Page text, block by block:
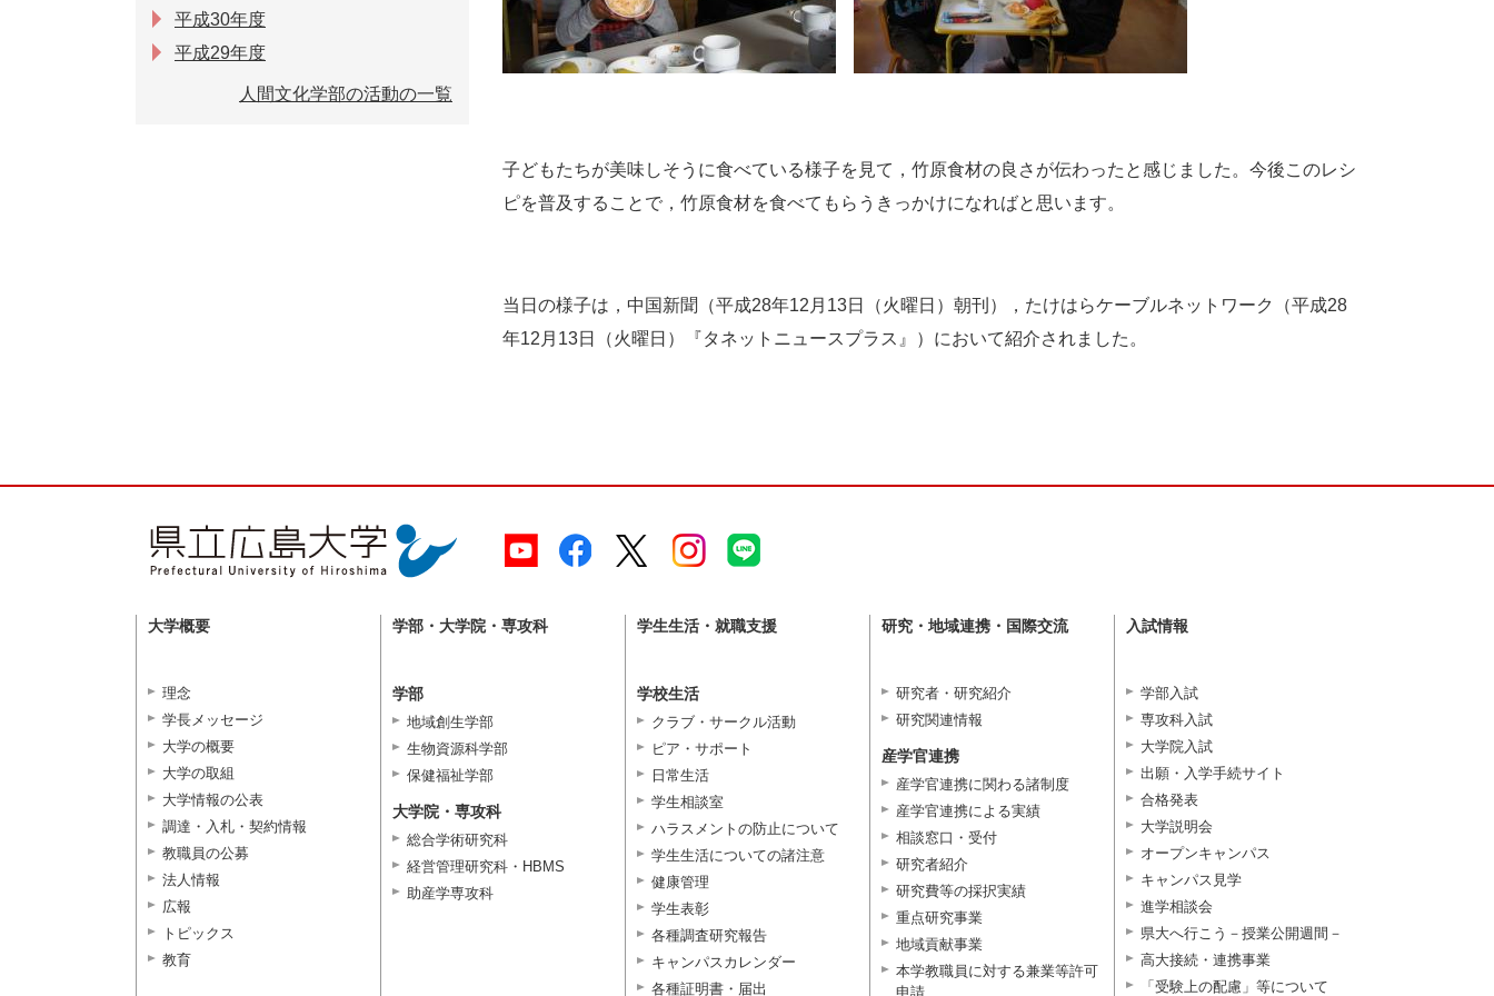
子どもたちが美味しそうに食べている様子を見て，竹原食材の良さが伝わったと感じました。今後このレシ
ピを普及することで，竹原食材を食べてもらうきっかけになればと思います。
当日の様子は，中国新聞（平成28年12 月 13日（火曜日）朝刊）， たけはらケーブルネットワーク（平成28
年12 月 13日（火曜日）『タネットニュースプラス』） において紹介されました。
平成30年度
平成29年度
人間文化学部の活動の一覧
大学概要
理念
学長メッセージ
大学の概要
大学の取組
大学情報の公表
調達・入札・契約情報
教職員の公募
法人情報
広報
トピックス
教育
学部・大学院・専攻科
学部
地域創生学部
生物資源科学部
保健福祉学部
大学院・専攻科
総合学術研究科
経営管理研究科・HBMS
助産学専攻科
学生生活・就職支援
学校生活
クラブ・サークル活動
ピア・サポート
日常生活
学生相談室
ハラスメントの防止について
学生生活についての諸注意
健康管理
学生表彰
各種調査研究報告
キャンパスカレンダー
各種証明書・届出
研究・地域連携・国際交流
研究者・研究紹介
研究関連情報
産学官連携
産学官連携に関わる諸制度
産学官連携による実績
相談窓口・受付
研究者紹介
研究費等の採択実績
重点研究事業
地域貢献事業
本学教職員に対する兼業等許可
申請
入試情報
学部入試
専攻科入試
大学院入試
出願・入学手続サイト
合格発表
大学説明会
オープンキャンパス
キャンパス見学
進学相談会
県大へ行こう－授業公開週間－
高大接続・連携事業
「受験上の配慮」等について